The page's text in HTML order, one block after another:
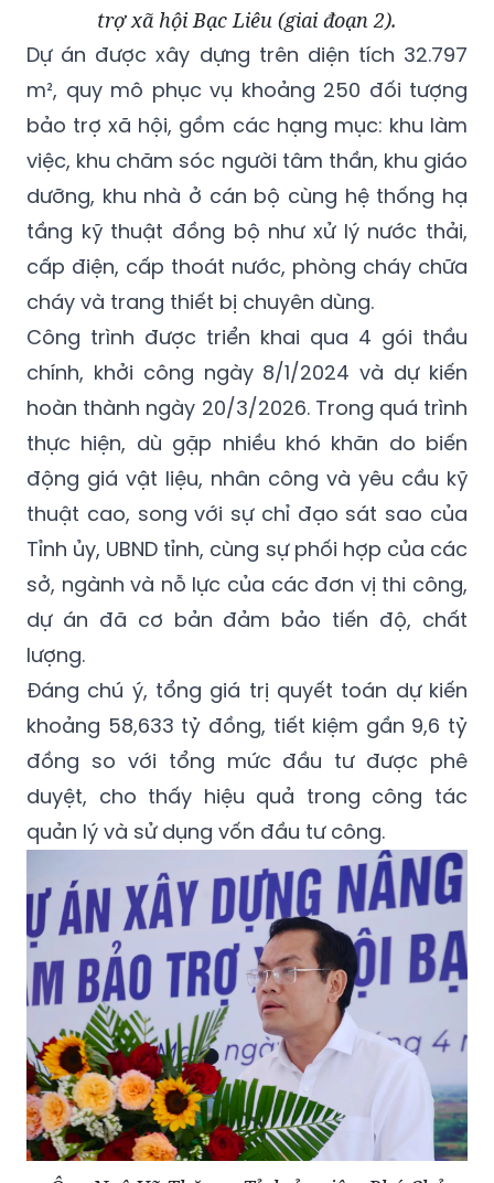
trợ xã hội Bạc Liêu (giai đoạn 2).
Dự án được xây dựng trên diện tích 32.797
m², quy mô phục vụ khoảng 250 đối tượng
bảo trợ xã hội, gồm các hạng mục: khu làm
việc, khu chăm sóc người tâm thần, khu giáo
dưỡng, khu nhà ở cán bộ cùng hệ thống hạ
tầng kỹ thuật đồng bộ như xử lý nước thải,
cấp điện, cấp thoát nước, phòng cháy chữa
cháy và trang thiết bị chuyên dùng.
Công trình được triển khai qua 4 gói thầu
chính, khởi công ngày 8/1/2024 và dự kiến
hoàn thành ngày 20/3/2026. Trong quá trình
thực hiện, dù gặp nhiều khó khăn do biến
động giá vật liệu, nhân công và yêu cầu kỹ
thuật cao, song với sự chỉ đạo sát sao của
Tỉnh ủy, UBND tỉnh, cùng sự phối hợp của các
sở, ngành và nỗ lực của các đơn vị thi công,
dự án đã cơ bản đảm bảo tiến độ, chất
lượng.
Đáng chú ý, tổng giá trị quyết toán dự kiến
khoảng 58,633 tỷ đồng, tiết kiệm gần 9,6 tỷ
đồng so với tổng mức đầu tư được phê
duyệt, cho thấy hiệu quả trong công tác
quản lý và sử dụng vốn đầu tư công.